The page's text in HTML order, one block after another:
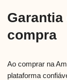
compra
Ao comprar na
plataforma